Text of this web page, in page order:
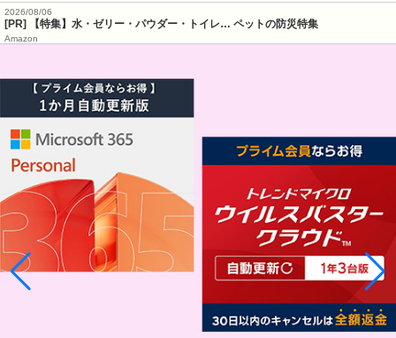
2026/08/06
[PR] 【特集】水・ゼリー・パウダー・トイレ… ペットの防災特集
Amazon